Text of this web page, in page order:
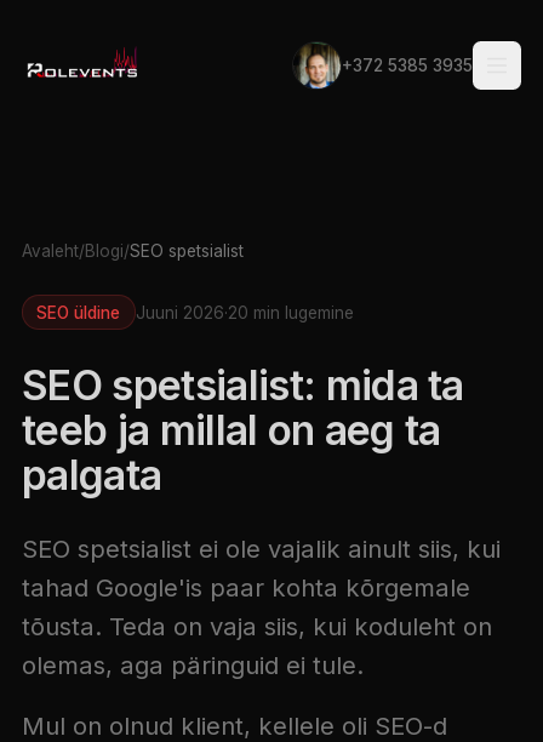
+372 5385 3935
Avaleht/Blogi/SEO spetsialist
SEO üldine Juuni 2026·20 min lugemine
SEO spetsialist: mida ta
teeb ja millal on aeg ta
palgata
SEO spetsialist ei ole vajalik ainult siis, kui
tahad Google'is paar kohta kõrgemale
tõusta. Teda on vaja siis, kui koduleht on
olemas, aga päringuid ei tule.
Mul on olnud klient, kellele oli SEO-d